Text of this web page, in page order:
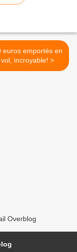
euros emportés en
plein vol, incroyable! >
Overblog